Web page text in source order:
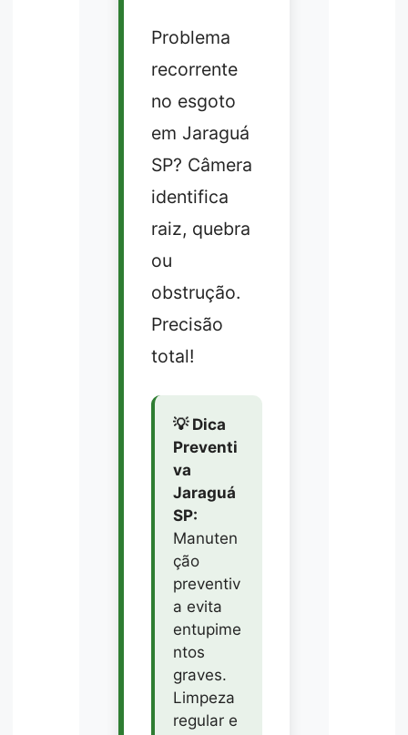
Problema
recorrente
no esgoto
em Jaraguá
SP? Câmera
identifica
raiz, quebra
ou
obstrução.
Precisão
total!
💡 Dica
Preventi
va
Jaraguá
SP:
Manuten
ção
preventiv
a evita
entupime
ntos
graves.
Limpeza
regular e